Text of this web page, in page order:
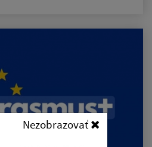
Nezobrazovať